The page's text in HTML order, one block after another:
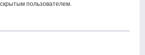
пользователем.